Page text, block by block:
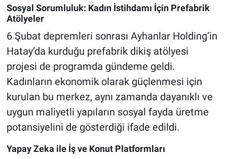
Sosyal Sorumluluk: Kadın İstihdamı İçin Prefabrik
Atölyeler
6 Şubat depremleri sonrası Ayhanlar Holding’in
Hatay’da kurduğu prefabrik dikiş atölyesi
projesi de programda gündeme geldi.
Kadınların ekonomik olarak güçlenmesi için
kurulan bu merkez, aynı zamanda dayanıklı ve
uygun maliyetli yapıların sosyal fayda üretme
potansiyelini de gösterdiği ifade edildi.
Yapay Zeka ile İş ve Konut Platformları